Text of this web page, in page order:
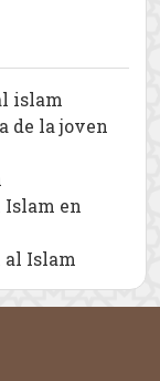
islam
de la joven
Islam en
al Islam